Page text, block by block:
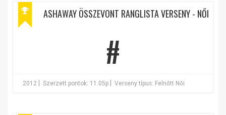
ASHAWAY ÖSSZEVONT RANGLISTA VERSENY - NŐI
#
2012 Szerzett pontok: 11.05p Verseny típus: Felnőtt Női